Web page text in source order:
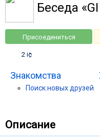
Беседа
Присоединиться
2 i¢
Знакомства
Поиск новых друзей
Описание